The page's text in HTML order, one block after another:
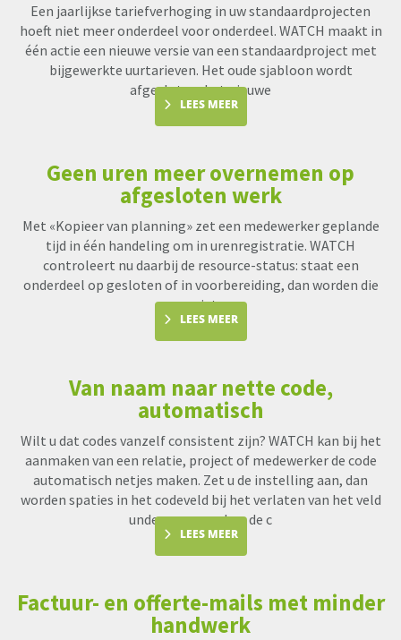
Een jaarlijkse tariefverhoging in uw standaardprojecten
hoeft niet meer onderdeel voor onderdeel. WATCH maakt in
één actie een nieuwe versie van een standaardproject met
bijgewerkte uurtarieven. Het oude sjabloon wordt
afgesloten, het nieuwe
LEES MEER
Geen uren meer overnemen op
afgesloten werk
Met «Kopieer van planning» zet een medewerker geplande
tijd in één handeling om in urenregistratie. WATCH
controleert nu daarbij de resource-status: staat een
onderdeel op gesloten of in voorbereiding, dan worden die
uren niet me
LEES MEER
Van naam naar nette code,
automatisch
Wilt u dat codes vanzelf consistent zijn? WATCH kan bij het
aanmaken van een relatie, project of medewerker de code
automatisch netjes maken. Zet u de instelling aan, dan
worden spaties in het codeveld bij het verlaten van het veld
underscores en kan de c
LEES MEER
Factuur- en offerte-mails met minder
handwerk